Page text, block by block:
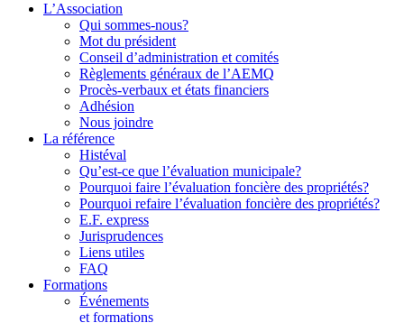
L’Association
Qui sommes-nous?
Mot du président
Conseil d’administration et comités
Règlements généraux de l’AEMQ
Procès-verbaux et états financiers
Adhésion
Nous joindre
La référence
Histéval
Qu’est-ce que l’évaluation municipale?
Pourquoi faire l’évaluation foncière des propriétés?
Pourquoi refaire l’évaluation foncière des propriétés?
E.F. express
Jurisprudences
Liens utiles
FAQ
Formations
Événements
et formations